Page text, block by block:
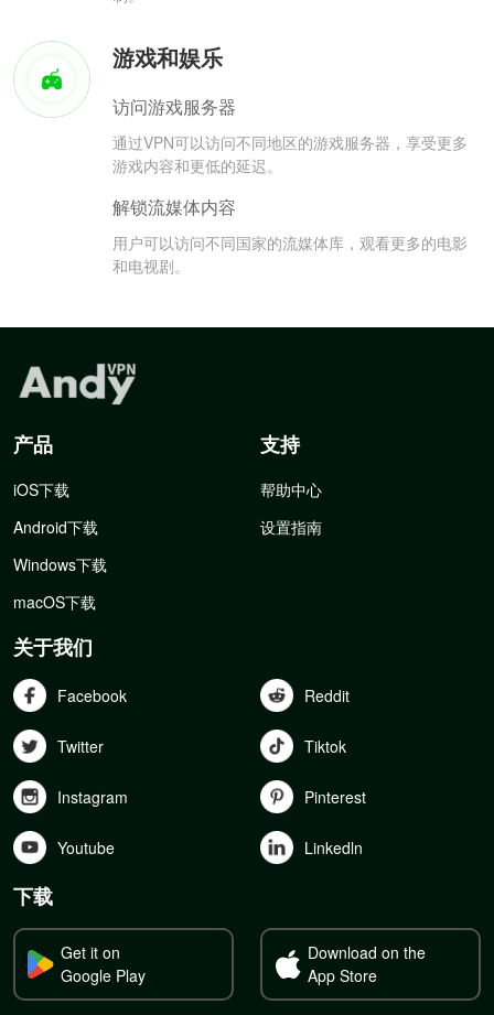
游戏和娱乐
访问游戏服务器
通过VPN可以访问不同地区的游戏服务器，享受更多
游戏内容和更低的延迟。
解锁流媒体内容
用户可以访问不同国家的流媒体库，观看更多的电影
和电视剧。
产品
iOS下载
Android下载
Windows下载
macOS下载
支持
帮助中心
设置指南
关于我们
Facebook Reddit
Twitter Tiktok
Instagram Pinterest
Youtube Linkedln
下载
Get it on
Google Play
Download on the
App Store